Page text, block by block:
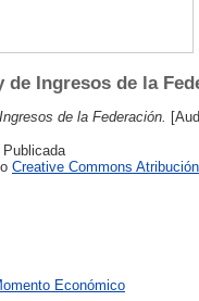
de Ingresos de la
de la Federación.
Creative Commons
Económico